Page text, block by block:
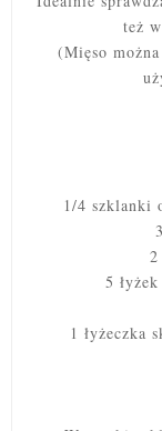
też
(Mięso
1/4 szklanki
5
1 łyżeczka